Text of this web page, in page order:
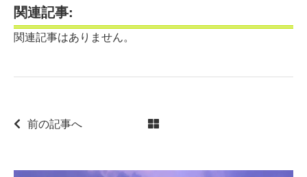
関連記事:
関連記事はありません。
前の記事へ